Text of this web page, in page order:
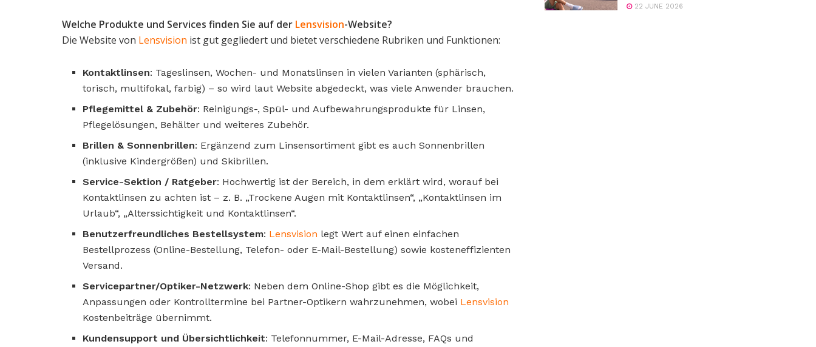
Welche Produkte und Services finden Sie auf der Lensvision-Website?
Die Website von Lensvision ist gut gegliedert und bietet verschiedene Rubriken und Funktionen:
Kontaktlinsen: Tageslinsen, Wochen- und Monatslinsen in vielen Varianten (sphärisch,
torisch, multifokal, farbig) – so wird laut Website abgedeckt, was viele Anwender brauchen.
Pflegemittel & Zubehör: Reinigungs-, Spül- und Aufbewahrungsprodukte für Linsen,
Pflegelösungen, Behälter und weiteres Zubehör.
Brillen & Sonnenbrillen: Ergänzend zum Linsensortiment gibt es auch Sonnenbrillen
(inklusive Kindergrößen) und Skibrillen.
Service-Sektion / Ratgeber: Hochwertig ist der Bereich, in dem erklärt wird, worauf bei
Kontaktlinsen zu achten ist – z. B. „Trockene Augen mit Kontaktlinsen“, „Kontaktlinsen im
Urlaub“, „Alterssichtigkeit und Kontaktlinsen“.
Benutzerfreundliches Bestellsystem: Lensvision legt Wert auf einen einfachen
Bestellprozess (Online-Bestellung, Telefon- oder E-Mail-Bestellung) sowie kosteneffizienten
Versand.
Servicepartner/Optiker-Netzwerk: Neben dem Online-Shop gibt es die Möglichkeit,
Anpassungen oder Kontrolltermine bei Partner-Optikern wahrzunehmen, wobei Lensvision
Kostenbeiträge übernimmt.
Kundensupport und Übersichtlichkeit: Telefonnummer, E-Mail-Adresse, FAQs und
22 JUNE 2026